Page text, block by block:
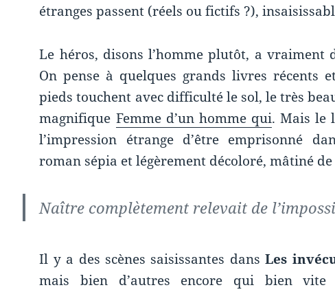
étranges passent (réels ou fictifs ?),
Le héros, disons l’homme plutôt, a vraiment
On pense à quelques grands livres récents
pieds touchent avec difficulté le sol, le très
magnifique Femme d’un homme qui. Mais le
l’impression étrange d’être emprisonné
roman sépia et légèrement décoloré, mâtiné
Naître complètement relevait de
Il y a des scènes saisissantes dansLes
mais bien d’autres encore qui bien